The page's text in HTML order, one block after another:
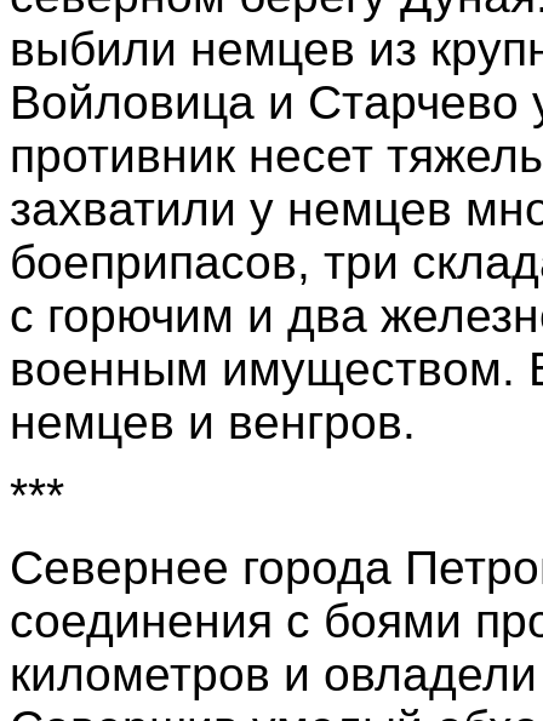
выбили немцев из
Войловица и Старчево
противник несет
захватили у немцев
боеприпасов, три
с горючим и два
военным имуществом.
немцев и венгров.
***
Севернее города
соединения с боями
километров и